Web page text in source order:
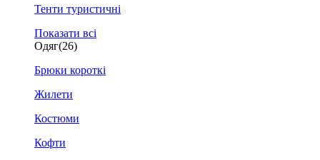
Тенти туристичні
Показати всі
Одяг(26)
Брюки короткі
Жилети
Костюми
Кофти